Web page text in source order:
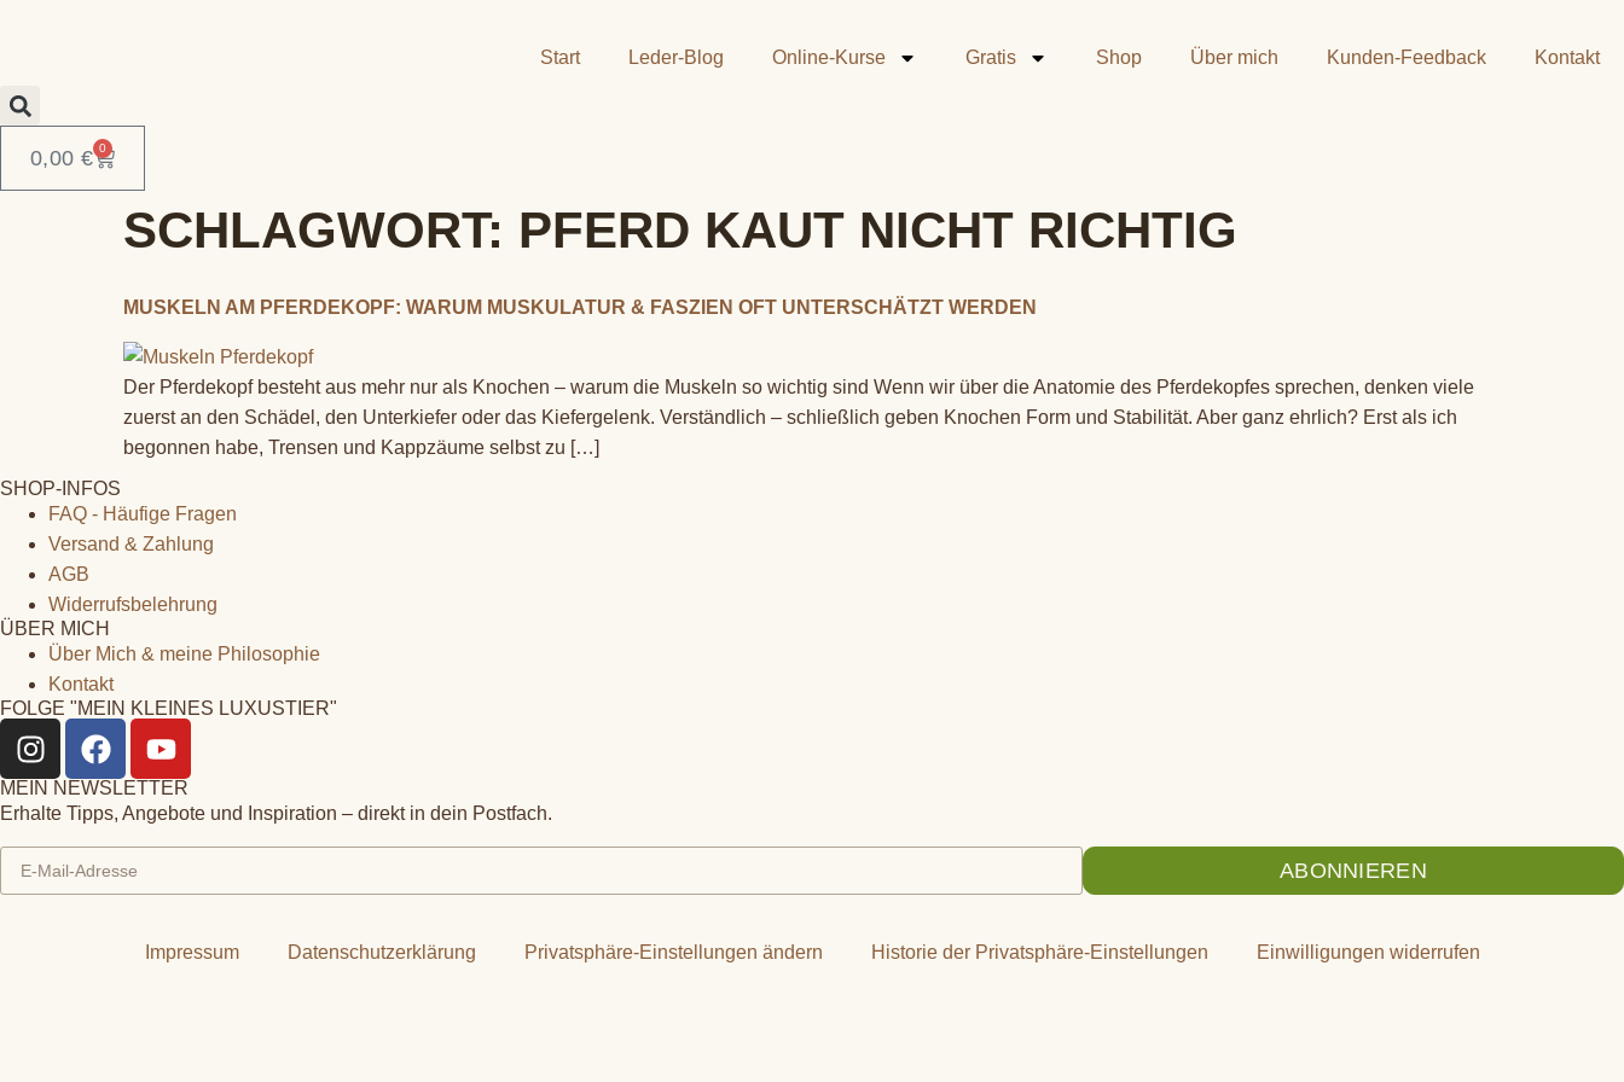
Start Leder-Blog Online-Kurse Gratis Shop Über mich Kunden-Feedback Kontakt
0,00 € 0
SCHLAGWORT: PFERD KAUT NICHT RICHTIG
MUSKELN AM PFERDEKOPF: WARUM MUSKULATUR & FASZIEN OFT UNTERSCHÄTZT WERDEN
Der Pferdekopf besteht aus mehr nur als Knochen – warum die Muskeln so wichtig sind Wenn wir über die Anatomie des Pferdekopfes sprechen, denken viele
zuerst an den Schädel, den Unterkiefer oder das Kiefergelenk. Verständlich – schließlich geben Knochen Form und Stabilität. Aber ganz ehrlich? Erst als ich
begonnen habe, Trensen und Kappzäume selbst zu […]
SHOP-INFOS
FAQ - Häufige Fragen
Versand & Zahlung
AGB
Widerrufsbelehrung
ÜBER MICH
Über Mich & meine Philosophie
Kontakt
FOLGE "MEIN KLEINES LUXUSTIER"
MEIN NEWSLETTER
Erhalte Tipps, Angebote und Inspiration – direkt in dein Postfach.
ABONNIEREN
Impressum Datenschutzerklärung Privatsphäre-Einstellungen ändern Historie der Privatsphäre-Einstellungen Einwilligungen widerrufen